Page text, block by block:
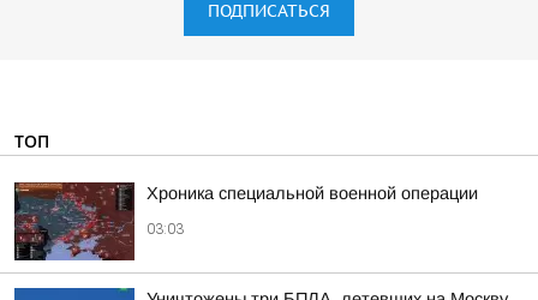
ПОДПИСАТЬСЯ
ТОП
Хроника специальной военной операции
03:03